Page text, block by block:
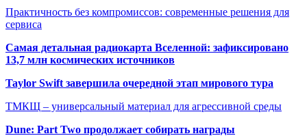
Практичность без компромиссов: современные решения для
сервиса
Самая детальная радиокарта Вселенной: зафиксировано
13,7 млн космических источников
Taylor Swift завершила очередной этап мирового тура
ТМКЩ – универсальный материал для агрессивной среды
Dune: Part Two продолжает собирать награды